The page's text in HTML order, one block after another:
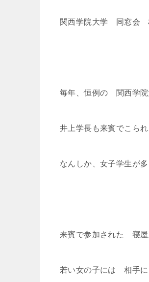
関西学院大学 同窓会
毎年、恒例の 関西学
井上学長も来賓でこら
なんしか、女子学生が
来賓で参加された 寝屋
若い女の子には 相手